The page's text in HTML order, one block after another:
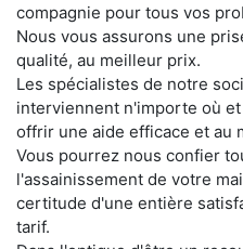
compagnie pour tous vos
Nous vous assurons une
qualité, au meilleur prix.
Les spécialistes de notre
interviennent n'importe où
offrir une aide efficace et au
Vous pourrez nous confier
l'assainissement de votre
certitude d'une entière
tarif.